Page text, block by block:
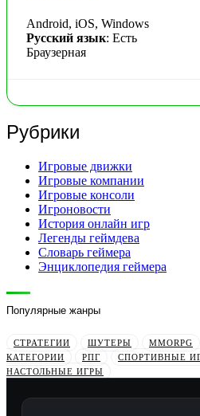
Android, iOS, Windows
Русский язык: Есть
Браузерная
Рубрики
Игровые движки
Игровые компании
Игровые консоли
Игроновости
История онлайн игр
Легенды геймдева
Словарь геймера
Энциклопедия геймера
Популярные жанры
СТРАТЕГИИ ШУТЕРЫ MMORPG
КАТЕГОРИИ
РПГ СПОРТИВНЫЕ
НАСТОЛЬНЫЕ ИГРЫ